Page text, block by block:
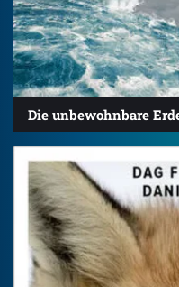
Die unbewohnbare